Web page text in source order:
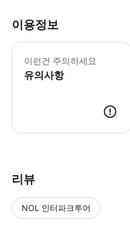
이용정보
이런건 주의하세요
유의사항
리뷰
NOL 인터파크투어